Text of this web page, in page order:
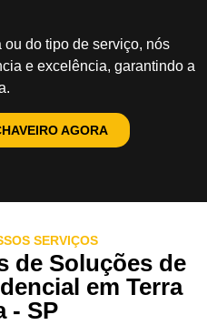
do tipo de serviço, nós
e excelência, garantindo a
AGORA
SERVIÇOS
de Soluções de
em Terra
- SP